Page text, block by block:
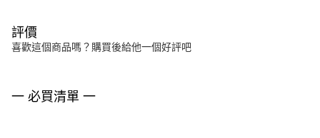
評價
喜歡這個商品嗎？購買後給他一個好評吧
一 必買清單 一